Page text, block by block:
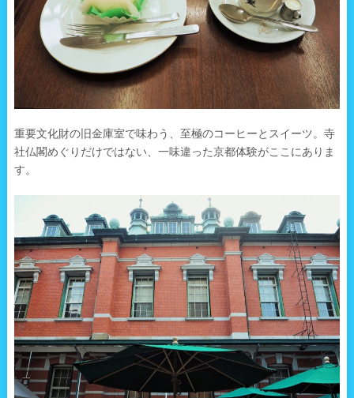
重要文化財の旧金庫室で味わう、至極のコーヒーとスイーツ。寺
社仏閣めぐりだけではない、一味違った京都体験がここにありま
す。